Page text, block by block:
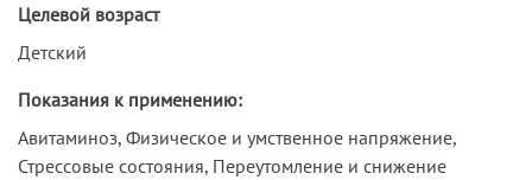
Целевой возраст
Детский
Показания к применению:
Авитаминоз, Физическое и умственное напряжение,
Стрессовые состояния, Переутомление и снижение